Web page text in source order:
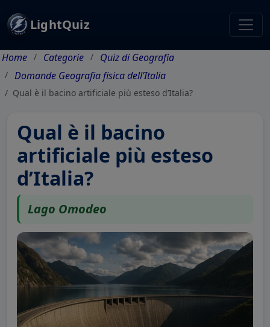
LightQuiz
Home Categorie
Quiz di Geografia
Domande Geografia fisica dell’Italia
Qual è il bacino artificiale più esteso d’Italia?
Qual è il bacino
artificiale più esteso
d’Italia?
Lago Omodeo